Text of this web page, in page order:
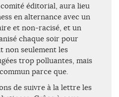
éditorial, aura lieu
en alternance avec un
et non-racisé, et un
chaque soir pour
non seulement les
trop polluantes, mais
parce que.
de suivre à la lettre les